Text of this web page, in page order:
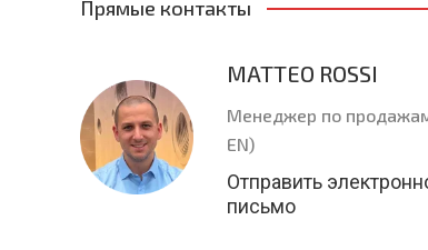
Прямые контакты
MATTEO ROSSI
Менеджер по
EN)
Отправить
письмо